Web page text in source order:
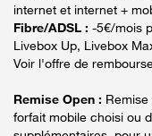
internet et internet +
Fibre/ADSL : -5€/mois
Livebox Up, Livebox
Voir l'offre de
Remise Open :
forfait mobile choisi ou